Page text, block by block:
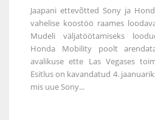
Jaapani ettevõtted Sony ja
vahelise koostöö raames
Mudeli väljatöötamiseks
Honda Mobility poolt
avalikuse ette Las Vegases
Esitlus on kavandatud 4.
mis uue Sony...